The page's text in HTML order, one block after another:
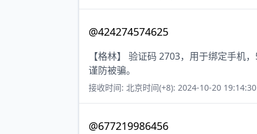
@424274574625
【格林】 验证码 2703，用于绑定手机
谨防被骗。
接收时间: 北京时间(+8): 2024-10-20 19:14:30
@677219986456